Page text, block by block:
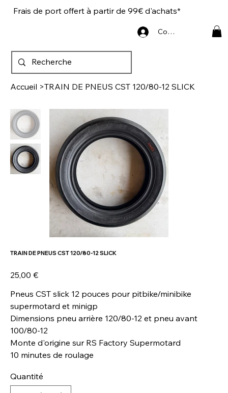
Frais de port offert à partir de 99€ d'achats*
Connexion
Accueil >TRAIN DE PNEUS CST 120/80-12 SLICK
TRAIN DE PNEUS CST 120/80-12 SLICK
Prix
25,00 €
Pneus CST slick 12 pouces pour pitbike/minibike
supermotard et minigp
Dimensions pneu arrière 120/80-12 et pneu avant
100/80-12
Monte d'origine sur RS Factory Supermotard
10 minutes de roulage
Quantité